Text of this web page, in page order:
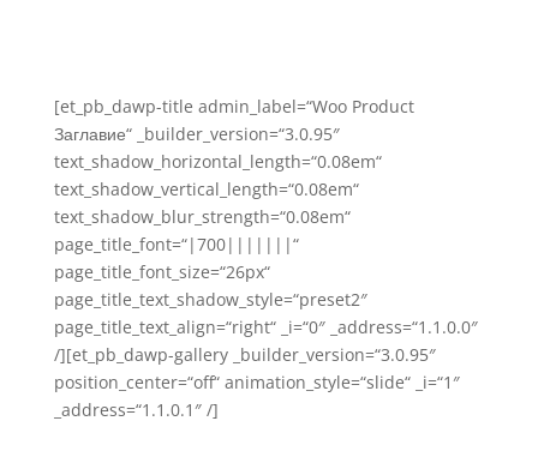
[et_pb_dawp-title admin_label=“Woo Product
Заглавие“ _builder_version=“3.0.95″
text_shadow_horizontal_length=“0.08em“
text_shadow_vertical_length=“0.08em“
text_shadow_blur_strength=“0.08em“
page_title_font=“|700|||||||“
page_title_font_size=“26px“
page_title_text_shadow_style=“preset2″
page_title_text_align=“right“ _i=“0″ _address=“1.1.0.0″
/][et_pb_dawp-gallery _builder_version=“3.0.95″
position_center=“off“ animation_style=“slide“ _i=“1″
_address=“1.1.0.1″ /]